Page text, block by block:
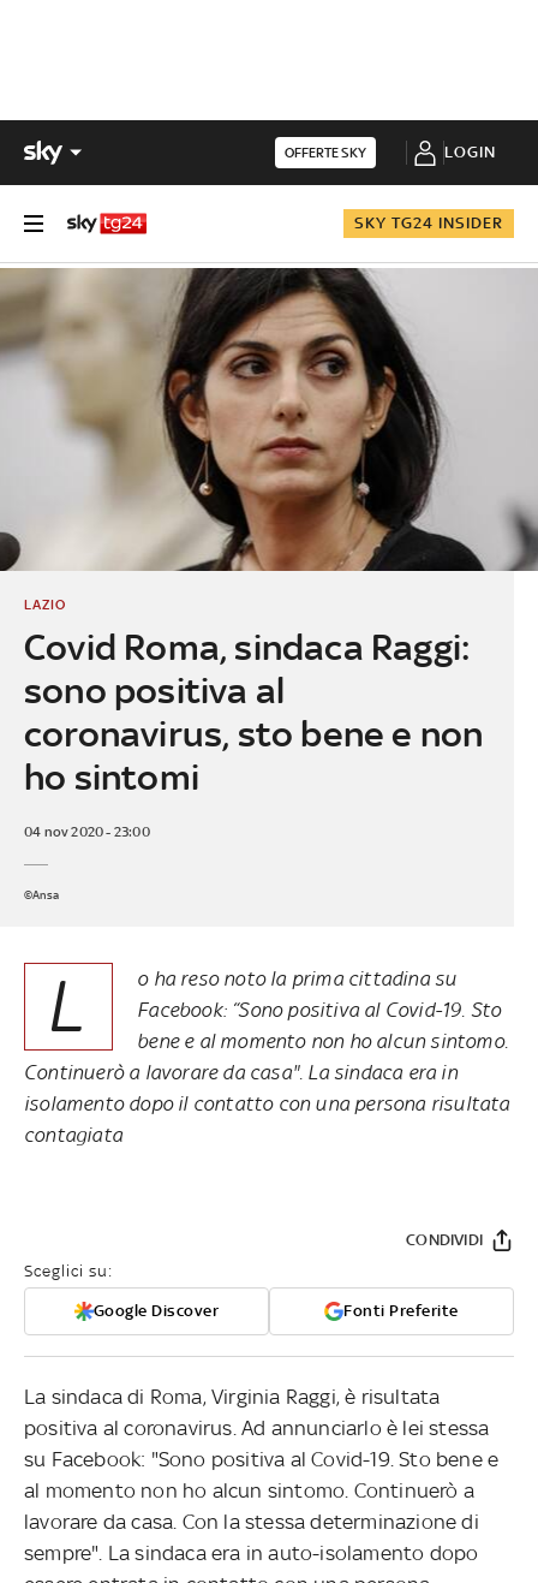
OFFERTE SKY LOGIN
SKY TG24 INSIDER
Covid Roma, sindaca Raggi:
sono positiva al
coronavirus, sto bene e non
ho sintomi
LAZIO
04 nov 2020 - 23:00
©Ansa
L
o ha reso noto la prima cittadina su
Facebook: “Sono positiva al Covid-19. Sto
bene e al momento non ho alcun sintomo.
Continuerò a lavorare da casa". La sindaca era in
isolamento dopo il contatto con una persona risultata
contagiata
Sceglici su:
Google Discover Fonti Preferite
CONDIVIDI
La sindaca di Roma, Virginia Raggi, è risultata
positiva al coronavirus. Ad annunciarlo è lei stessa
su Facebook: "Sono positiva al Covid-19. Sto bene e
al momento non ho alcun sintomo. Continuerò a
lavorare da casa. Con la stessa determinazione di
sempre". La sindaca era in auto-isolamento dopo